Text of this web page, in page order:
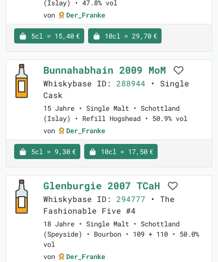
(Islay) • 47.8% vol
von
Der_Franke
5cl = 15,40 € 10cl = 29,70 €
Bunnahabhain 2009 MoM
Whiskybase ID: 288944 • Single
Cask
15 Jahre • Single Malt • Schottland
(Islay) • Refill Hogshead • 50.9% vol
von
Der_Franke
5cl = 9,30 € 10cl = 17,50 €
Glenburgie 2007 TCaH
Whiskybase ID: 294777 • The
Fashionable Five #4
18 Jahre • Single Malt • Schottland
(Speyside) • Bourbon • 109 + 110 • 50.0%
vol
von
Der_Franke